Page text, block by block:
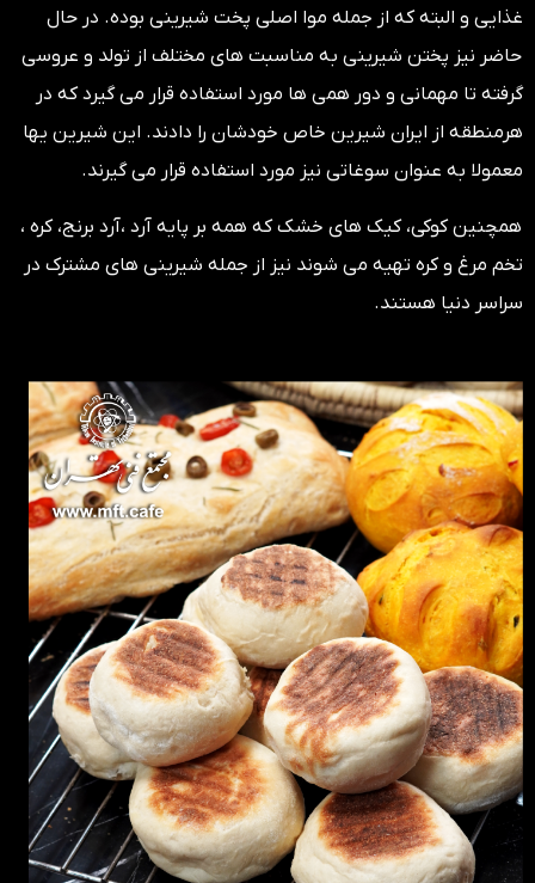
غذایی و البته که از جمله موا اصلی پخت شیرینی بوده. در حال
حاضر نیز پختن شیرینی به مناسبت های مختلف از تولد و عروسی
گرفته تا مهمانی و دور همی ها مورد استفاده قرار می گیرد که در
هرمنطقه از ایران شیرین خاص خودشان را دادند. این شیرین یها
معمولا به عنوان سوغاتی نیز مورد استفاده قرار می گیرند.
همچنین کوکی، کیک های خشک که همه بر پایه آرد ،آرد برنج، کره ،
تخم مرغ و کره تهیه می شوند نیز از جمله شیرینی های مشترک در
سراسر دنیا هستند.